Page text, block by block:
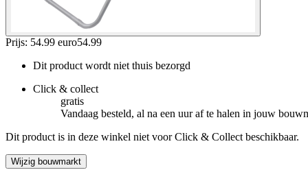
Prijs: 54.99 euro54.99
Dit product wordt niet thuis bezorgd
Click & collect
gratis
Vandaag besteld, al na een uur af te halen in jouw
Dit product is in deze winkel niet voor Click & Collect beschikbaar.
Wijzig bouwmarkt